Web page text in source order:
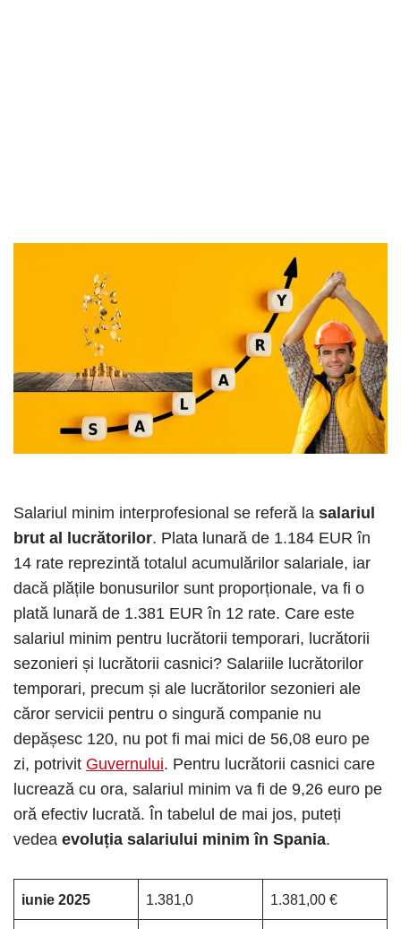
Salariul minim interprofesional se referă la salariul
brut al lucrătorilor. Plata lunară de 1.184 EUR în
14 rate reprezintă totalul acumulărilor salariale, iar
dacă plățile bonusurilor sunt proporționale, va fi o
plată lunară de 1.381 EUR în 12 rate. Care este
salariul minim pentru lucrătorii temporari, lucrătorii
sezonieri și lucrătorii casnici? Salariile lucrătorilor
temporari, precum și ale lucrătorilor sezonieri ale
căror servicii pentru o singură companie nu
depășesc 120, nu pot fi mai mici de 56,08 euro pe
zi, potrivit Guvernului. Pentru lucrătorii casnici care
lucrează cu ora, salariul minim va fi de 9,26 euro pe
oră efectiv lucrată. În tabelul de mai jos, puteți
vedea evoluția salariului minim în Spania.
iunie 2025 1.381,0 1.381,00 €